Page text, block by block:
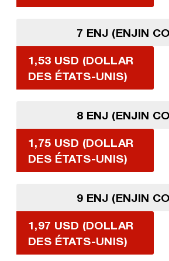
7 ENJ (ENJIN
1,53 USD (DOLLAR
DES ÉTATS-UNIS)
8 ENJ (ENJIN
1,75 USD (DOLLAR
DES ÉTATS-UNIS)
9 ENJ (ENJIN
1,97 USD (DOLLAR
DES ÉTATS-UNIS)